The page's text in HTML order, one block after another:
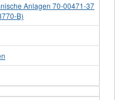
Anlagen 70-00471-37
B)